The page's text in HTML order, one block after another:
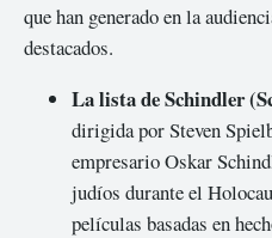
que han generado en la
destacados.
La lista de Schindler
dirigida por Steven
empresario Oskar
judíos durante el
películas basadas en